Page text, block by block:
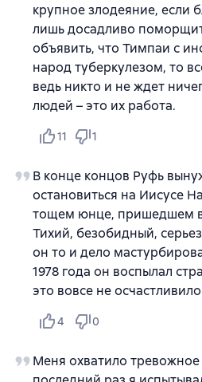
крупное злодеяние, если
лишь досадливо
объявить, что Тимпаи с
народ туберкулезом, то
ведь никто и не ждет
людей – это их работа.
11 1
В конце концов Руфь
остановиться на Иисусе
тощем юнце, пришедшем
Тихий, безобидный,
он то и дело
1978 года он воспылал
это вовсе не осчастливило
4 0
Меня охватило тревожное